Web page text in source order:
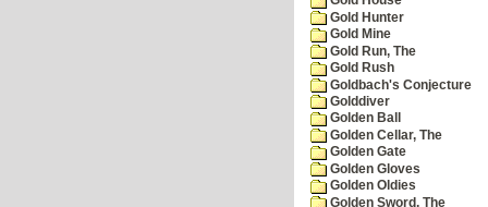
Gold Hunter
Gold Mine
Gold Run, The
Gold Rush
Goldbach's Conjecture
Golddiver
Golden Ball
Golden Cellar, The
Golden Gate
Golden Gloves
Golden Oldies
Golden Sword, The